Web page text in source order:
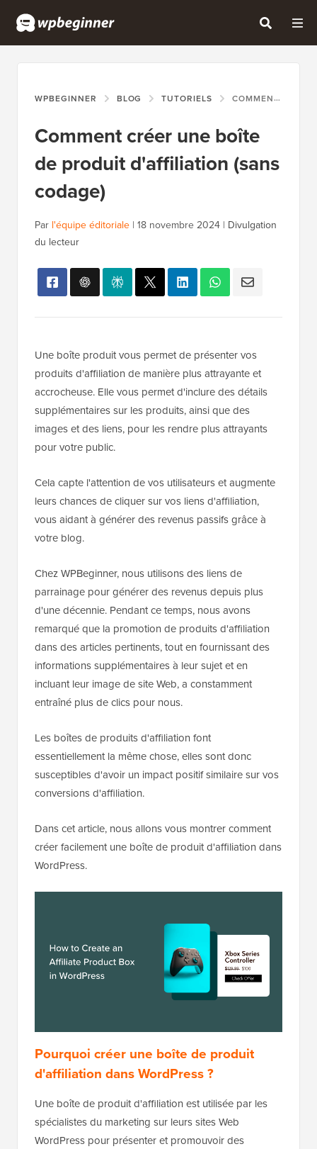
WPBEGINNER BLOG TUTORIELS COMMENT CRÉER UNE BOÎTE DE PRODUIT D'AFFILIATION (SANS CODAGE)
Comment créer une boîte
de produit d'affiliation (sans
codage)
Par l'équipe éditoriale | 18 novembre 2024 | Divulgation
du lecteur
Une boîte produit vous permet de présenter vos
produits d'affiliation de manière plus attrayante et
accrocheuse. Elle vous permet d'inclure des détails
supplémentaires sur les produits, ainsi que des
images et des liens, pour les rendre plus attrayants
pour votre public.
Cela capte l'attention de vos utilisateurs et augmente
leurs chances de cliquer sur vos liens d'affiliation,
vous aidant à générer des revenus passifs grâce à
votre blog.
Chez WPBeginner, nous utilisons des liens de
parrainage pour générer des revenus depuis plus
d'une décennie. Pendant ce temps, nous avons
remarqué que la promotion de produits d'affiliation
dans des articles pertinents, tout en fournissant des
informations supplémentaires à leur sujet et en
incluant leur image de site Web, a constamment
entraîné plus de clics pour nous.
Les boîtes de produits d'affiliation font
essentiellement la même chose, elles sont donc
susceptibles d'avoir un impact positif similaire sur vos
conversions d'affiliation.
Dans cet article, nous allons vous montrer comment
créer facilement une boîte de produit d'affiliation dans
WordPress.
Pourquoi créer une boîte de produit
d'affiliation dans WordPress ?
Une boîte de produit d'affiliation est utilisée par les
spécialistes du marketing sur leurs sites Web
WordPress pour présenter et promouvoir des